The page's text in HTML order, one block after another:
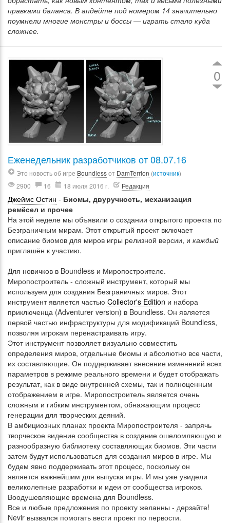
правками баланса. В апдейте под номером 14 значительно
поумнели многие монстры и боссы — играть стало куда
сложнее.
0
Еженедельник разработчиков от 08.07.16
Это новость об игре Boundlessот DamTerrion (источник)
2900
16 18 июля 2016 г. Редакция
Джеймс Остин - Биомы, двуручность, механизация
ремёсел и прочее
На этой неделе мы объявили о создании открытого проекта по
Безграничным мирам. Этот открытый проект включает
описание биомов для миров игры релизной версии, и каждый
приглашён к участию.
Для новичков в Boundless и Миропостроителе.
Миропостроитель - сложный инструмент, который мы
используем для создания Безграничных миров. Этот
инструмент является частью Collector's Edition и набора
приключенца (Adventurer version) в Boundless. Он является
первой частью инфраструктуры для модификаций Boundless,
позволяя игрокам перенастраивать игру.
Этот инструмент позволяет визуально совместить
определения миров, отдельные биомы и абсолютно все части,
их составляющие. Он поддерживает внесение изменений всех
параметров в режиме реального времени и будет отображать
результат, как в виде внутренней схемы, так и полноценным
отображением в игре. Миропостроитель является очень
сложным и гибким инструментом, обнажающим процесс
генерации для творческих деяний.
В амбициозных планах проекта Миропостроителя - запрячь
творческое видение сообщества в создание ошеломляющую и
разнообразную библиотеку составляющих биомов. Эти части
затем будут использоваться для создания миров в игре. Мы
будем явно поддерживать этот процесс, поскольку он
является важнейшим для выпуска игры. И мы уже увидели
великолепные разработки и идеи от сообщества игроков.
Воодушевляющие времена для Boundless.
Все и любые предложения по проекту желанны - дерзайте!
Nevir вызвался помогать вести проект по первости.